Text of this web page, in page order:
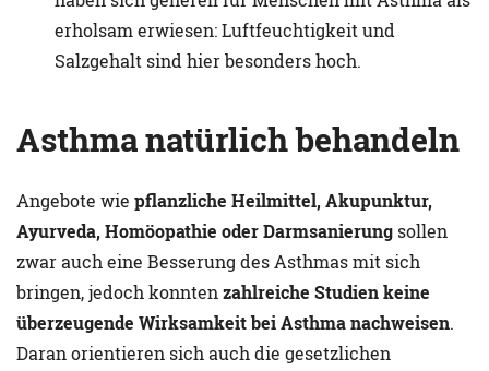
erholsam erwiesen: Luftfeuchtigkeit und
Salzgehalt sind hier besonders hoch.
Asthma natürlich behandeln
Angebote wie pflanzliche Heilmittel, Akupunktur,
Ayurveda, Homöopathie oder Darmsanierung sollen
zwar auch eine Besserung des Asthmas mit sich
bringen, jedoch konnten zahlreiche Studien keine
überzeugende Wirksamkeit bei Asthma nachweisen.
Daran orientieren sich auch die gesetzlichen